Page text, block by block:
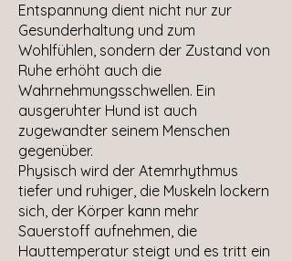
Entspannung dient nicht nur zur
Gesunderhaltung und zum
Wohlfühlen, sondern der Zustand von
Ruhe erhöht auch die
Wahrnehmungsschwellen. Ein
ausgeruhter Hund ist auch
zugewandter seinem Menschen
gegenüber.
Physisch wird der Atemrhythmus
tiefer und ruhiger, die Muskeln lockern
sich, der Körper kann mehr
Sauerstoff aufnehmen, die
Hauttemperatur steigt und es tritt ein